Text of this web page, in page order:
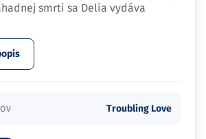
smrti sa Delia vydáva
Troubling Love